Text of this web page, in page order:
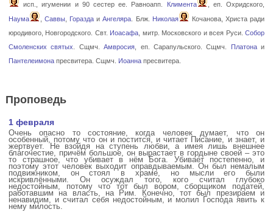
исп., игумении и 90 сестер ее. Равноапп.
Климента
, еп. Охридского,
Наума
,Саввы Горазда иАнгеляра . Блж. Николая
Кочанова, Христа ради
юродивого, Новгородского. Свт. Иоасафа , митр. Московского и всея Руси.Собор
Смоленских святых
. Сщмч.Амвросия , еп. Сарапульского. Сщмч. Платонаи
Пантелеимонапресвитера. Сщмч. Иоаннапресвитера.
Проповедь
1 февраля
Очень опасно то состояние, когда человек думает, что он
особенный, потому что он и постится, и читает Писание, и знает, и
жертвует. Не взойдя на ступень любви, а имея лишь внешнее
благочестие, причём большое, он вырастает в гордыне своей – это
то страшное, что убивает в нём Бога. Убивает постепенно, и
поэтому этот человек выходит оправдываемым. Он был немалым
подвижником, он стоял в храме, но мысли его были
искривлёнными. Он осуждал того, кого считал глубоко
недостойным, потому что тот был вором, сборщиком податей,
работавшим на власть, на Рим. Конечно, тот был презираем и
ненавидим, и считал себя недостойным, и молил Господа явить к
нему милость.